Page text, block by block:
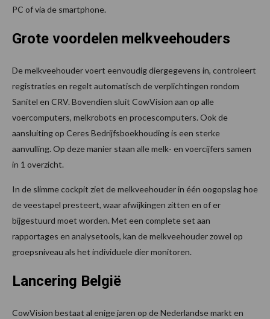
PC of via de smartphone.
Grote voordelen melkveehouders
De melkveehouder voert eenvoudig diergegevens in, controleert
registraties en regelt automatisch de verplichtingen rondom
Sanitel en CRV. Bovendien sluit CowVision aan op alle
voercomputers, melkrobots en procescomputers. Ook de
aansluiting op Ceres Bedrijfsboekhouding is een sterke
aanvulling. Op deze manier staan alle melk- en voercijfers samen
in 1 overzicht.
In de slimme cockpit ziet de melkveehouder in één oogopslag hoe
de veestapel presteert, waar afwijkingen zitten en of er
bijgestuurd moet worden. Met een complete set aan
rapportages en analysetools, kan de melkveehouder zowel op
groepsniveau als het individuele dier monitoren.
Lancering België
CowVision bestaat al enige jaren op de Nederlandse markt en